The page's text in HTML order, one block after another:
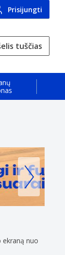
Prisijungti
tuščias
ekraną nuo